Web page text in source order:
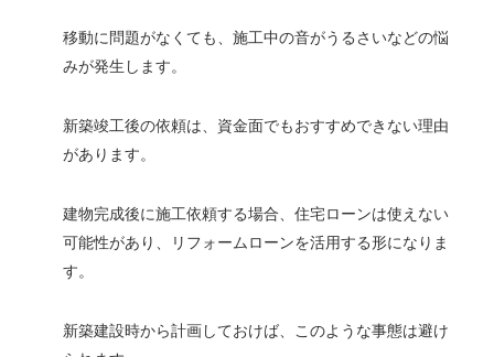
移動に問題がなくても、施工中の音がうるさいなどの悩
みが発生します。
新築竣工後の依頼は、資金面でもおすすめできない理由
があります。
建物完成後に施工依頼する場合、住宅ローンは使えない
可能性があり、リフォームローンを活用する形になりま
す。
新築建設時から計画しておけば、このような事態は避け